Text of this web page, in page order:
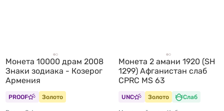
Монета 10000 драм 2008
Знаки зодиака - Козерог
Армения
PROOF Золото
Монета 2 амани 1920 (SH
1299) Афганистан слаб
CPRC MS 63
UNC Золото Слаб